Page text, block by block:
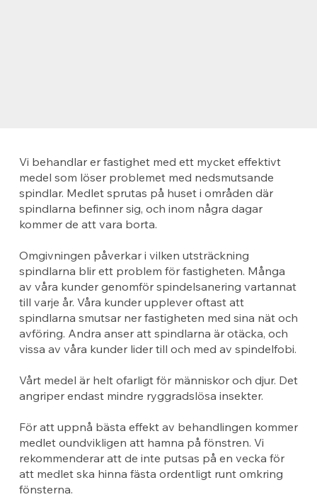
Vi behandlar er fastighet med ett mycket effektivt
medel som löser problemet med nedsmutsande
spindlar. Medlet sprutas på huset i områden där
spindlarna befinner sig, och inom några dagar
kommer de att vara borta.
Omgivningen påverkar i vilken utsträckning
spindlarna blir ett problem för fastigheten. Många
av våra kunder genomför spindelsanering vartannat
till varje år. Våra kunder upplever oftast att
spindlarna smutsar ner fastigheten med sina nät och
avföring. Andra anser att spindlarna är otäcka, och
vissa av våra kunder lider till och med av spindelfobi.
Vårt medel är helt ofarligt för människor och djur. Det
angriper endast mindre ryggradslösa insekter.
För att uppnå bästa effekt av behandlingen kommer
medlet oundvikligen att hamna på fönstren. Vi
rekommenderar att de inte putsas på en vecka för
att medlet ska hinna fästa ordentligt runt omkring
fönsterna.